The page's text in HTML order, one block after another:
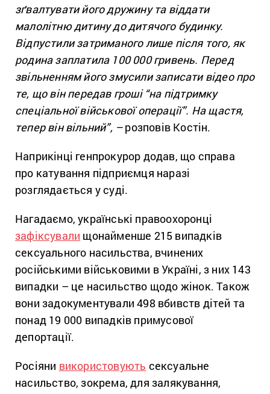
зґвалтувати його дружину та віддати
малолітню дитину до дитячого будинку.
Відпустили затриманого лише після того, як
родина заплатила 100 000 гривень. Перед
звільненням його змусили записати відео про
те, що він передав гроші “на підтримку
спеціальної військової операції”. На щастя,
тепер він вільний”, –розповів Костін.
Наприкінці генпрокурор додав, що справа
про катування підприємця наразі
розглядається у суді.
Нагадаємо, українські правоохоронці
зафіксували щонайменше 215 випадків
сексуального насильства, вчинених
російськими військовими в Україні, з них 143
випадки – це насильство щодо жінок. Також
вони задокументували 498 вбивств дітей та
понад 19 000 випадків примусової
депортації.
Росіяни використовують сексуальне
насильство, зокрема, для залякування,